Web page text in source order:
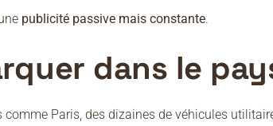
publicité passive mais constante.
dans le
comme Paris, des dizaines de véhicules